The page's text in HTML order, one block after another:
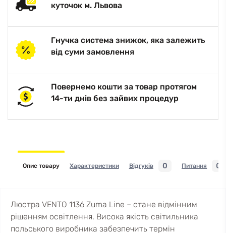
куточок м. Львова
Гнучка система знижок, яка залежить
від суми замовлення
Повернемо кошти за товар протягом
14-ти днів без зайвих процедур
Опис товару Характеристики Відгуків 0 Питання 0
Люстра VENTO 1136 Zuma Line – стане відмінним
рішенням освітлення. Висока якість світильника
польського виробника забезпечить термін